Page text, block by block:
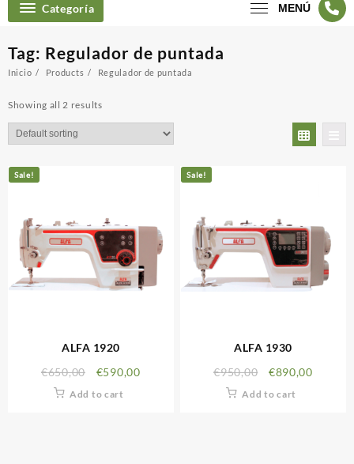
Categoría MENÚ
Tag: Regulador de puntada
Inicio Products Regulador de puntada
Showing all 2 results
Sale!
ALFA 1920
€650,00 €590,00
Add to cart
Sale!
ALFA 1930
€950,00 €890,00
Add to cart